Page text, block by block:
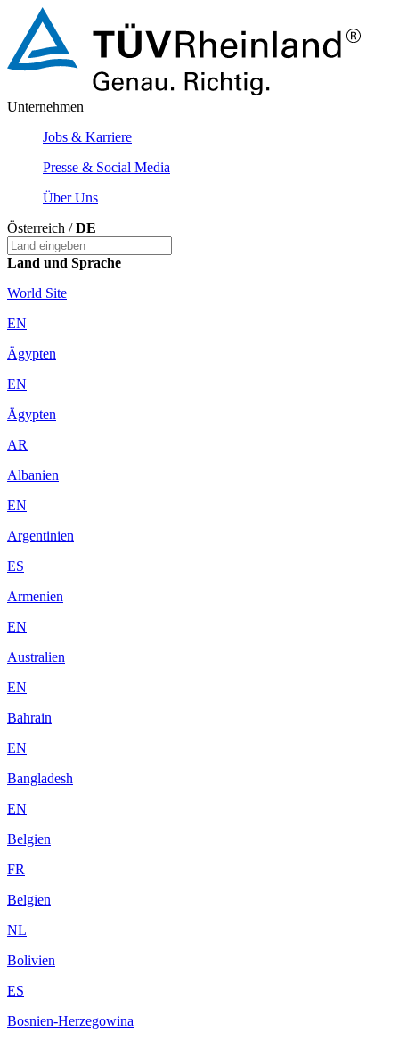
Unternehmen
Jobs & Karriere
Presse & Social Media
Über Uns
Österreich /DE
Land und Sprache
World Site
EN
Ägypten
EN
Ägypten
AR
Albanien
EN
Argentinien
ES
Armenien
EN
Australien
EN
Bahrain
EN
Bangladesh
EN
Belgien
FR
Belgien
NL
Bolivien
ES
Bosnien-Herzegowina